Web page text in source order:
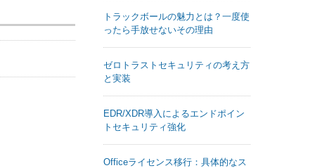
トラックボールの魅力とは？一度使
ったら手放せないその理由
ゼロトラストセキュリティの考え方
と実装
EDR/XDR導入によるエンドポイン
トセキュリティ強化
Officeライセンス移行：具体的なス